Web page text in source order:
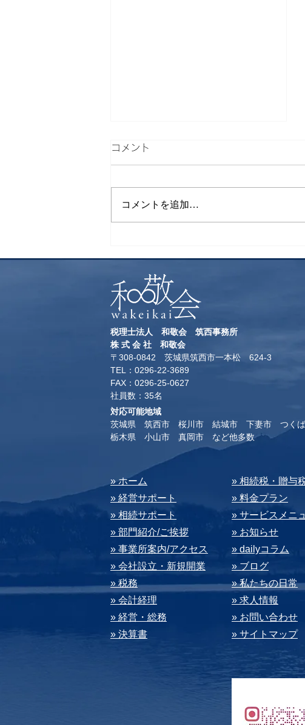
コメント
コメントを追加…
対応可能地域
茨城県 筑西市 桜川市 結城市 下妻市 つく
​栃木県 小山市 真岡市 など他多数
​» ホーム
» 経営サポート
» 相続サポート
» 部⾨紹介/ご挨拶
» 事業所案内/アクセス
» 会社設⽴・新規開業
» 税務
» 会計経理
» 経営・総務
» 決算書
​» 相続税・贈与
» 料⾦プラン
» サービスメニ
» お知らせ
» dailyコラム
» ブログ
» 私たちの⽇常
» 求⼈情報
» お問い合わせ
» サイトマップ
税理士法人 和敬会 筑西事務所
​株 式 会 社 和敬会
〒308-0842 茨城県筑西市一本松 624-3
TEL：0296-22-3689
​FAX：0296-25-0627
​社員数：35名​